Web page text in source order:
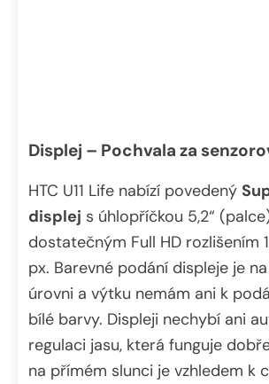
Displej – Pochvala za
HTC U11 Life nabízí povedený
displej s úhlopříčkou 5,2“
dostatečným Full HD rozlišením
px. Barevné podání displeje je
úrovni a výtku nemám ani k
bílé barvy. Displeji nechybí ani
regulaci jasu, která funguje
na přímém slunci je vzhledem k